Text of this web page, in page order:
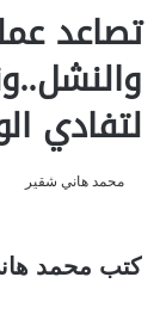
تصاعد
لتفادي
محمد هاني شقير
كتب محمد